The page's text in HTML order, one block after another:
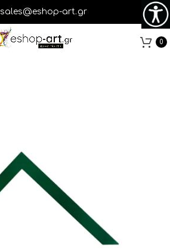
sales@eshop-art.gr
0